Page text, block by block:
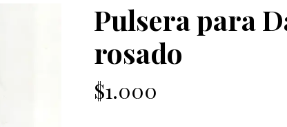
Pulsera para
rosado
$1.000